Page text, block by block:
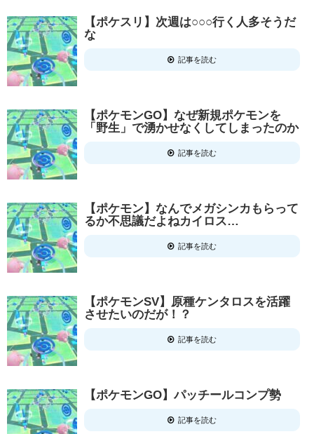
【ポケスリ】次週は○○○行く人多そうだ
な
記事を読む
【ポケモンGO】なぜ新規ポケモンを
「野生」で湧かせなくしてしまったのか
記事を読む
【ポケモン】なんでメガシンカもらって
るか不思議だよねカイロス…
記事を読む
【ポケモンSV】原種ケンタロスを活躍
させたいのだが！？
記事を読む
【ポケモンGO】パッチールコンプ勢
記事を読む